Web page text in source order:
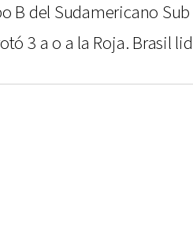
B del Sudamericano
3 a o a la Roja. Brasil